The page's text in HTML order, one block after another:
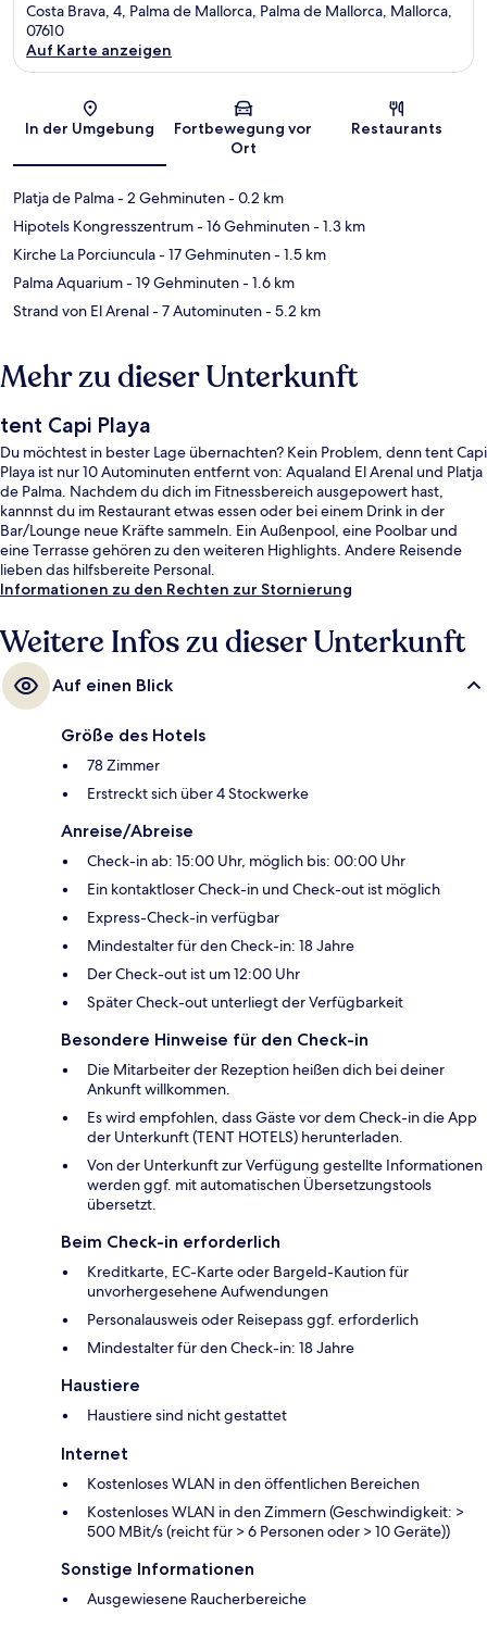
Costa Brava, 4, Palma de Mallorca, Palma de Mallorca, Mallorca,
07610
Auf Karte anzeigen
In der Umgebung
Fortbewegung vor
Ort
Restaurants
Platja de Palma- 2 Gehminuten- 0.2 km
Hipotels Kongresszentrum- 16 Gehminuten- 1.3 km
Kirche La Porciuncula- 17 Gehminuten- 1.5 km
Palma Aquarium- 19 Gehminuten- 1.6 km
Strand von El Arenal- 7 Autominuten- 5.2 km
Mehr zu dieser Unterkunft
tent Capi Playa
Du möchtest in bester Lage übernachten? Kein Problem, denn tent Capi
Playa ist nur 10 Autominuten entfernt von: Aqualand El Arenal und Platja
de Palma. Nachdem du dich im Fitnessbereich ausgepowert hast,
kannnst du im Restaurant etwas essen oder bei einem Drink in der
Bar/Lounge neue Kräfte sammeln. Ein Außenpool, eine Poolbar und
eine Terrasse gehören zu den weiteren Highlights. Andere Reisende
lieben das hilfsbereite Personal.
Informationen zu den Rechten zur Stornierung
Weitere Infos zu dieser Unterkunft
Auf einen Blick
Größe des Hotels
78 Zimmer
Erstreckt sich über 4 Stockwerke
Anreise/Abreise
Check-in ab: 15:00 Uhr, möglich bis: 00:00 Uhr
Ein kontaktloser Check-in und Check-out ist möglich
Express-Check-in verfügbar
Mindestalter für den Check-in: 18 Jahre
Der Check-out ist um 12:00 Uhr
Später Check-out unterliegt der Verfügbarkeit
Besondere Hinweise für den Check-in
Die Mitarbeiter der Rezeption heißen dich bei deiner
Ankunft willkommen.
Es wird empfohlen, dass Gäste vor dem Check-in die App
der Unterkunft (TENT HOTELS) herunterladen.
Von der Unterkunft zur Verfügung gestellte Informationen
werden ggf. mit automatischen Übersetzungstools
übersetzt.
Beim Check-in erforderlich
Kreditkarte, EC-Karte oder Bargeld-Kaution für
unvorhergesehene Aufwendungen
Personalausweis oder Reisepass ggf. erforderlich
Mindestalter für den Check-in: 18 Jahre
Haustiere
Haustiere sind nicht gestattet
Internet
Kostenloses WLAN in den öffentlichen Bereichen
Kostenloses WLAN in den Zimmern (Geschwindigkeit: >
500 MBit/s (reicht für > 6 Personen oder > 10 Geräte))
Sonstige Informationen
Ausgewiesene Raucherbereiche